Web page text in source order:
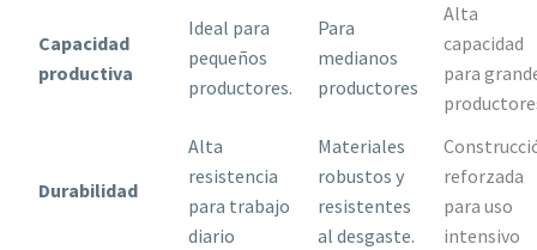
Capacidad
productiva
Ideal para
pequeños
productores.
Para
medianos
productores
Alta
capacidad
para
Durabilidad
Alta
resistencia
para trabajo
diario
Materiales
robustos y
resistentes
al desgaste.
reforzada
para uso
intensivo